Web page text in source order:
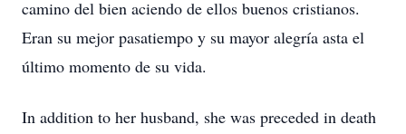
camino del bien aciendo de ellos buenos cristianos.
Eran su mejor pasatiempo y su mayor alegría asta el
último momento de su vida.
In addition to her husband, she was preceded in death